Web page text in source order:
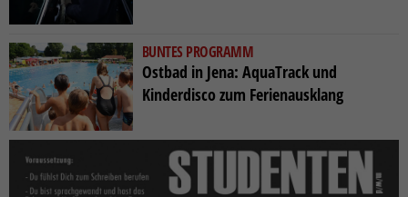
BUNTES PROGRAMM
Ostbad in Jena: AquaTrack und
Kinderdisco zum Ferienausklang